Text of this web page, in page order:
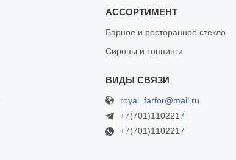
АССОРТИМЕНТ
Барное и ресторанное стекло
Сиропы и топпинги
royal_farfor@mail.ru
+7(701)1102217
+7(701)1102217